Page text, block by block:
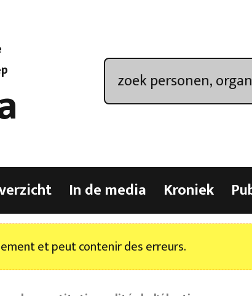
In de media Kroniek
et peut contenir des erreurs.